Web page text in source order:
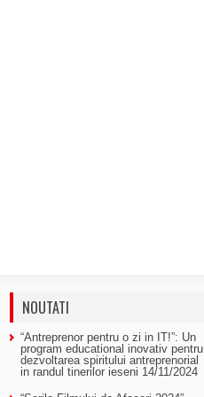
NOUTATI
“Antreprenor pentru o zi in IT!”: Un
program educational inovativ pentru
dezvoltarea spiritului antreprenorial
in randul tinerilor ieseni 14/11/2024